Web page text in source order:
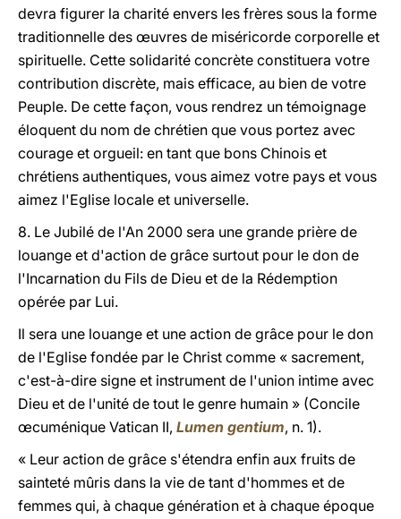
devra figurer la charité envers les frères sous la forme
traditionnelle des œuvres de miséricorde corporelle et
spirituelle. Cette solidarité concrète constituera votre
contribution discrète, mais efficace, au bien de votre
Peuple. De cette façon, vous rendrez un témoignage
éloquent du nom de chrétien que vous portez avec
courage et orgueil: en tant que bons Chinois et
chrétiens authentiques, vous aimez votre pays et vous
aimez l'Eglise locale et universelle.
8. Le Jubilé de l'An 2000 sera une grande prière de
louange et d'action de grâce surtout pour le don de
l'Incarnation du Fils de Dieu et de la Rédemption
opérée par Lui.
Il sera une louange et une action de grâce pour le don
de l'Eglise fondée par le Christ comme « sacrement,
c'est-à-dire signe et instrument de l'union intime avec
Dieu et de l'unité de tout le genre humain » (Concile
œcuménique Vatican II, Lumen gentium, n. 1).
« Leur action de grâce s'étendra enfin aux fruits de
sainteté mûris dans la vie de tant d'hommes et de
femmes qui, à chaque génération et à chaque époque